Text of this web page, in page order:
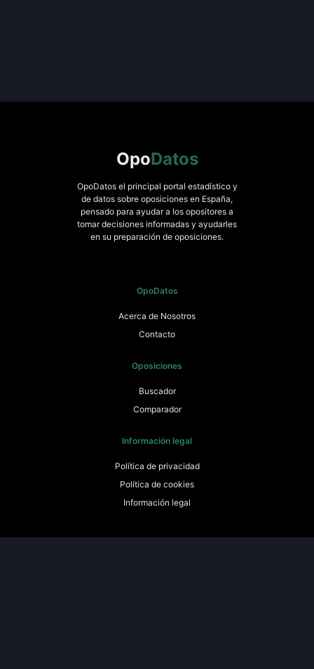
OpoDatos
OpoDatos el principal portal estadístico y
de datos sobre oposiciones en España,
pensado para ayudar a los opositores a
tomar decisiones informadas y ayudarles
en su preparación de oposiciones.
OpoDatos
Acerca de Nosotros
Contacto
Oposiciones
Buscador
Comparador
Información legal
Política de privacidad
Política de cookies
Información legal